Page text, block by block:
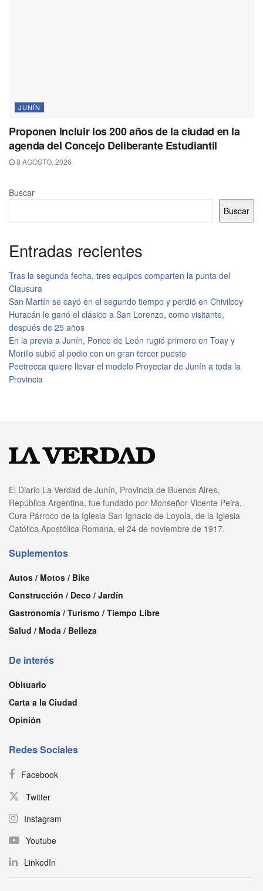
JUNÍN
Proponen incluir los 200 años de la ciudad en la
agenda del Concejo Deliberante Estudiantil
8 AGOSTO, 2026
Buscar
Buscar
Entradas recientes
Tras la segunda fecha, tres equipos comparten la punta del
Clausura
San Martín se cayó en el segundo tiempo y perdió en Chivilcoy
Huracán le ganó el clásico a San Lorenzo, como visitante,
después de 25 años
En la previa a Junín, Ponce de León rugió primero en Toay y
Morillo subió al podio con un gran tercer puesto
Peetrecca quiere llevar el modelo Proyectar de Junín a toda la
Provincia
El Diario La Verdad de Junín, Provincia de Buenos Aires,
República Argentina, fue fundado por Monseñor Vicente Peira,
Cura Párroco de la Iglesia San Ignacio de Loyola, de la Iglesia
Católica Apostólica Romana, el 24 de noviembre de 1917.
Suplementos
Autos / Motos / Bike
Construcción / Deco / Jardín
Gastronomía / Turismo / Tiempo Libre
Salud / Moda / Belleza
De interés
Obituario
Carta a la Ciudad
Opinión
Redes Sociales
Facebook
Twitter
Instagram
Youtube
LinkedIn